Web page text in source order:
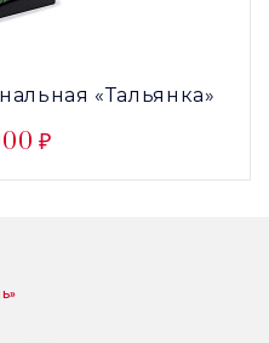
«Тальянка»
₽